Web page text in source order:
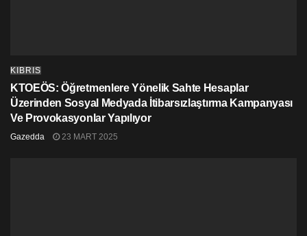
KIBRIS
KTOEÖS: Öğretmenlere Yönelik Sahte Hesaplar
Üzerinden Sosyal Medyada İtibarsızlaştırma Kampanyası
Ve Provokasyonlar Yapılıyor
Gazedda 23 MART 2025